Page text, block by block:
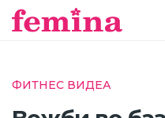
ФИТНЕС ВИДЕА